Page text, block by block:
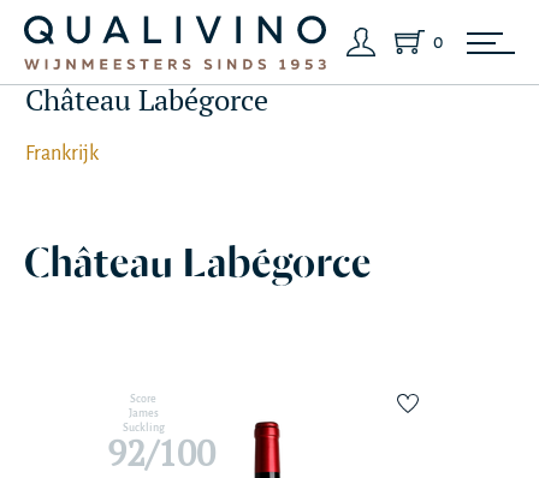
0
Château Labégorce
Frankrijk
Château Labégorce
Score
James
Suckling
92/100